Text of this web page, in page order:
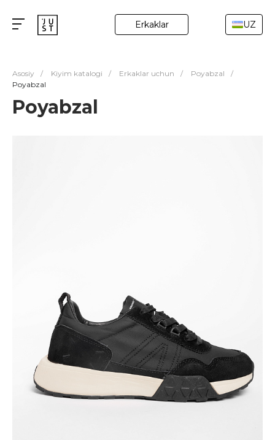
Erkaklar UZ
Asosiy / Kiyim katalogi / Erkaklar uchun / Poyabzal
/
Poyabzal
Poyabzal